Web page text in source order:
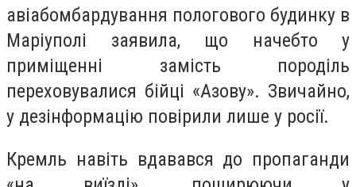
авіабомбардування пологового будинку в
Маріуполі заявила, що начебто у
приміщенні замість породіль
переховувалися бійці «Азову». Звичайно,
у дезінформацію повірили лише у росії.
Кремль навіть вдавався до пропаганди